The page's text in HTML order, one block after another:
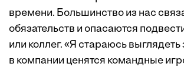
времени. Большинство из нас
обязательств и опасаются
или коллег. «Я стараюсь
в компании ценятся командные